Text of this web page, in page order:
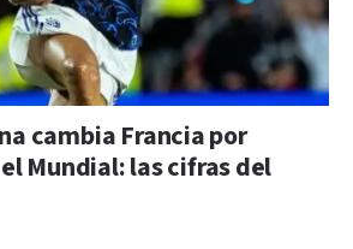
cambia Francia por
Mundial: las cifras del